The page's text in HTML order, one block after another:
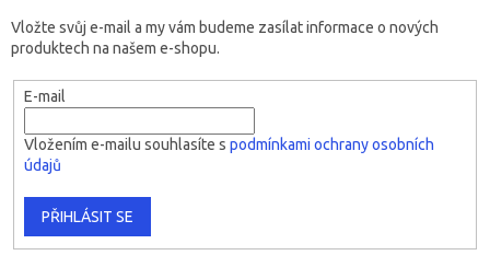
Vložte svůj e-mail a my vám budeme zasílat informace o nových
produktech na našem e-shopu.
E-mail
Vložením e-mailu souhlasíte s podmínkami ochrany osobních
údajů
PŘIHLÁSIT SE